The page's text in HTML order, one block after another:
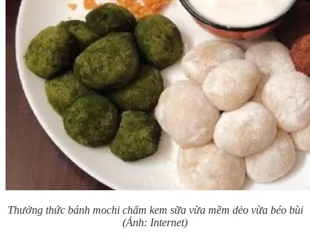
Thưởng thức bánh mochi chấm kem sữa vừa mềm dẻo vừa béo bùi
(Ảnh: Internet)